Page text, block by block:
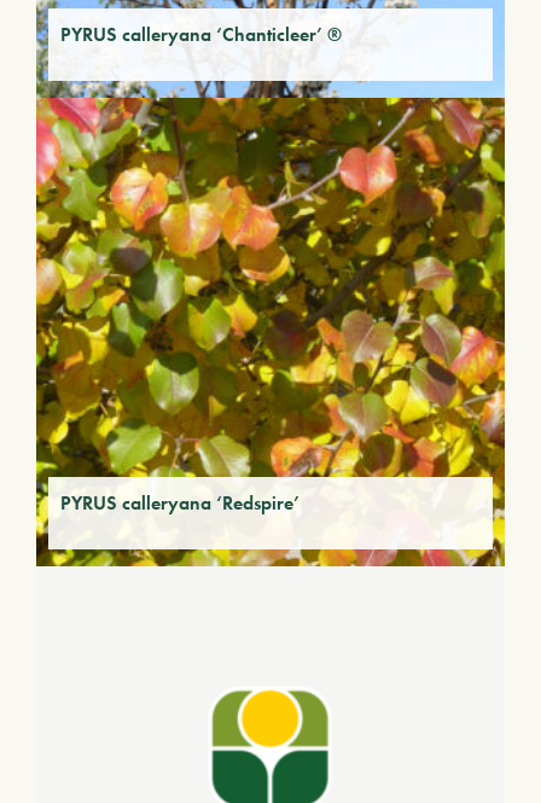
PYRUS calleryana ‘Chanticleer’ ®
PYRUS calleryana ‘Redspire’